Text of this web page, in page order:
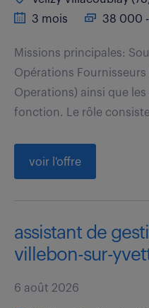
3 mois
38 000
Missions principales:
Opérations
Operations) ainsi que
fonction. Le rôle
voir l'offre
assistant de
villebon-sur-
6 août 2026